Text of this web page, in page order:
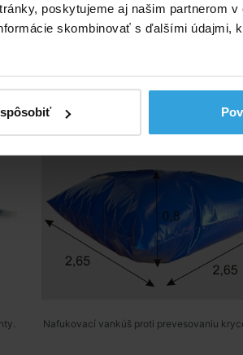
poskytujeme aj našim partnerom v
skombinovať s ďalšími údajmi,
do košíka
Nafukovací vankúš proti prevesovaniu